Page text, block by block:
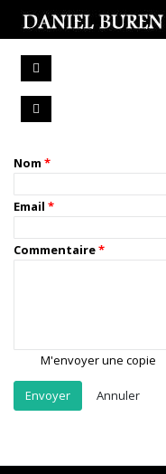
Nom
Email
Commentaire
M'envoyer une copie
Annuler